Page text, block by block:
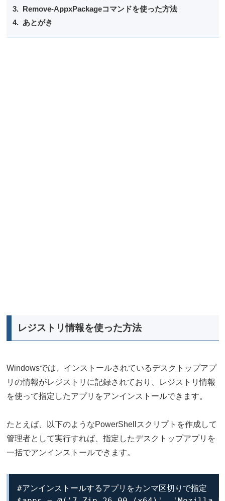
Remove-AppxPackageコマンドを使った方法
あとがき
レジストリ情報を使った方法
Windowsでは、インストールされているデスクトップアプ
リの情報がレジストリに記録されており、レジストリ情報
を使って指定したアプリをアンインストールできます。
たとえば、以下のようなPowerShellスクリプトを作成して
管理者として実行すれば、指定したデスクトップアプリを
一括でアンインストールできます。
#アンインストールするアプリをカンマ区切りで指定